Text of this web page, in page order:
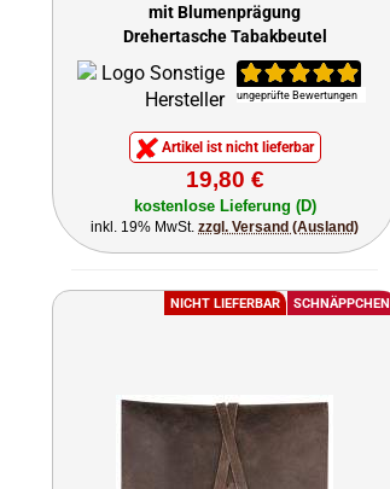
mit Blumenprägung
Drehertasche Tabakbeutel
16cm
ungeprüfte Bewertungen
Artikel ist nicht lieferbar
19,80 €
kostenlose Lieferung (D)
inkl. 19% MwSt.zzgl. Versand (Ausland)
NICHT LIEFERBAR SCHNÄPPCHEN